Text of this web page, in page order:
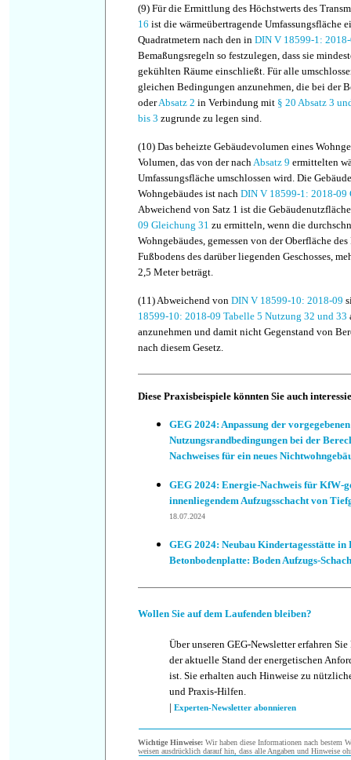
(9) Für die Ermittlung des Höchstwerts des
16 ist die wärmeübertragende Umfassungsfläche
Quadratmetern nach den in DIN V 18599-1:
Bemaßungsregeln so festzulegen, dass sie
gekühlten Räume einschließt. Für alle
gleichen Bedingungen anzunehmen, die bei der
oderAbsatz 2 in Verbindung mit § 20 Absatz 3
bis 3 zugrunde zu legen sind.
(10) Das beheizte Gebäudevolumen eines
Volumen, das von der nachAbsatz 9 ermittelten
Umfassungsfläche umschlossen wird. Die
Wohngebäudes ist nach DIN V 18599-1: 2018-09
Abweichend von Satz 1 ist die
09 Gleichung 31 zu ermitteln, wenn die
Wohngebäudes, gemessen von der Oberfläche
Fußbodens des darüber liegenden Geschosses,
2,5 Meter beträgt.
(11)Abweichend von DIN V 18599-10: 2018-09
18599-10: 2018-09 Tabelle 5 Nutzung 32 und 33
anzunehmen und damit nicht Gegenstand von
nach diesem Gesetz.
Diese Praxisbeispiele könnten Sie auch
GEG 2024: Anpassung der
Nutzungsrandbedingungen bei der
Nachweises für ein neues
GEG 2024: Energie-Nachweis für KfW-
innenliegendem Aufzugsschacht von
18.07.2024
GEG 2024: Neubau Kindertagesstätte
Betonbodenplatte: Boden Aufzugs-
Wollen Sie auf dem Laufenden bleiben?
Über unseren GEG-Newsletter erfahren
der aktuelle Stand der energetischen
ist. Sie erhalten auch Hinweise zu
und Praxis-Hilfen.
| Experten-Newsletter abonnieren
Wichtige Hinweise: Wir haben diese Informationen nach bestem
weisen ausdrücklich darauf hin, dass alle Angaben und Hinweise